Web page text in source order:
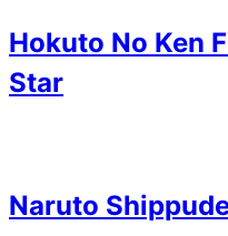
Hokuto No Ken
Star
Naruto